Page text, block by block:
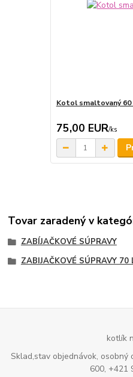
Kotol smaltovaný 60
75,00 EUR/ks
Tovar zaradený v
ZABÍJAČKOVÉ SÚPRAVY
ZABIJAČKOVÉ SÚPRAVY 70
kotlík
Sklad,stav objednávok, osobný
600, +421